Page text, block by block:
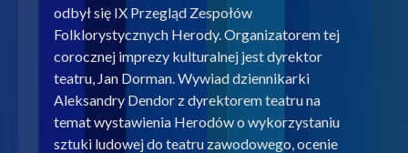
odbył się IX Przegląd Zespołów
Folklorystycznych Herody. Organizatorem tej
corocznej imprezy kulturalnej jest dyrektor
teatru, Jan Dorman. Wywiad dziennikarki
Aleksandry Dendor z dyrektorem teatru na
temat wystawienia Herodów o wykorzystaniu
sztuki ludowej do teatru zawodowego, ocenie